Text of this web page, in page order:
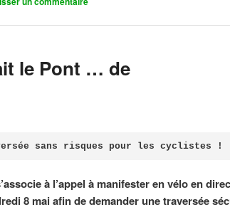
le Pont … de
sans risques pour les cyclistes !
à l’appel à manifester en vélo en
8 mai afin de demander une traversée